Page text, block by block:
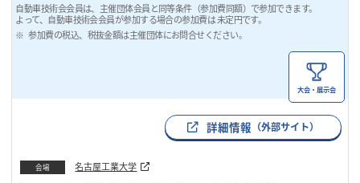
自動車技術会会員は、主催団体会員と同等条件（参加費同額）で参加できます。
よって、自動車技術会会員が参加する場合の参加費は 未定円です。
参加費の税込、税抜金額は主催団体にお問合せください。
大会・展示会
詳細情報 （外部サイト）
会場 名古屋工業大学